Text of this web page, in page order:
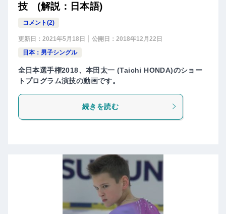
技 (解説：日本語)
コメント(2)
更新日： 2021年5月18日 公開日： 2018年12月22日
日本：男子シングル
全日本選手権2018、本田太一 (Taichi HONDA)のショー
トプログラム演技の動画です。
続きを読む